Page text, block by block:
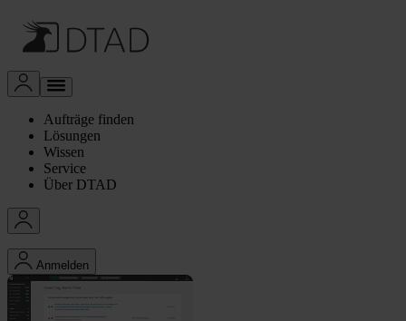
Aufträge finden
Lösungen
Wissen
Service
Über DTAD
Anmelden